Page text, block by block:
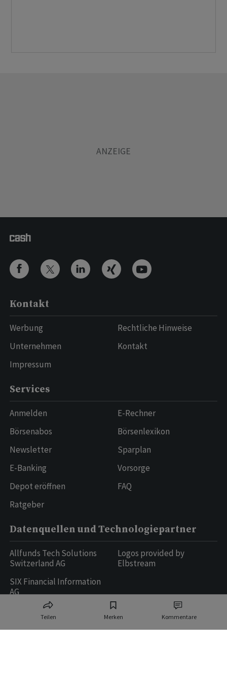
Teilen Merken Kommentare
Kontakt
Werbung
Unternehmen
Impressum
Rechtliche Hinweise
Kontakt
Services
Anmelden
Börsenabos
Newsletter
E-Banking
Depot eröffnen
Ratgeber
E-Rechner
Börsenlexikon
Sparplan
Vorsorge
FAQ
Datenquellen und Technologiepartner
Allfunds Tech Solutions
Switzerland AG
SIX Financial Information
AG
Logos provided by
Elbstream
Ringier AG | Ringier Medien Schweiz